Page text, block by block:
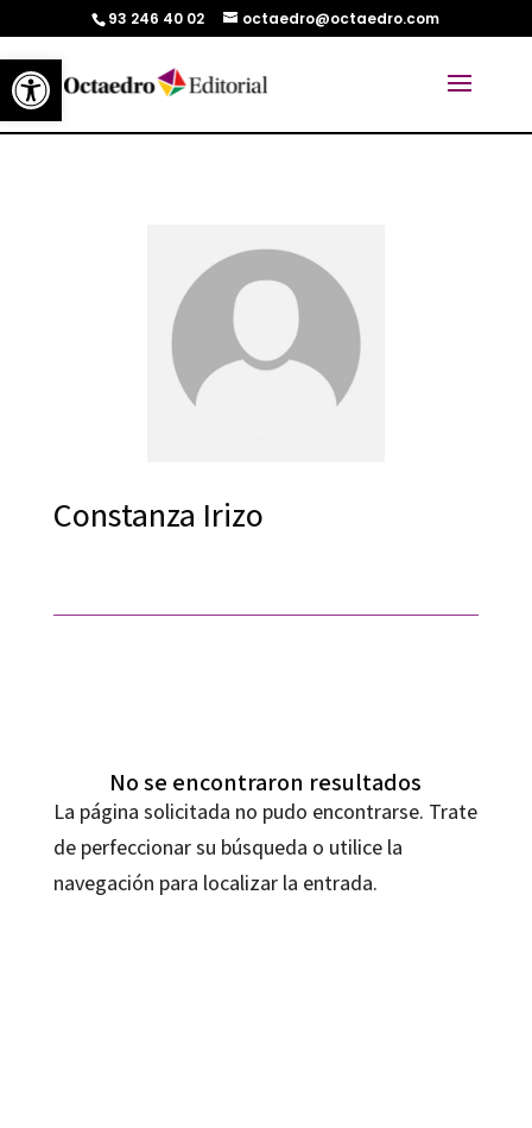
Abrir barra de herramientas
93 246 40 02 octaedro@octaedro.com
Constanza Irizo
No se encontraron resultados
La página solicitada no pudo encontrarse. Trate
de perfeccionar su búsqueda o utilice la
navegación para localizar la entrada.